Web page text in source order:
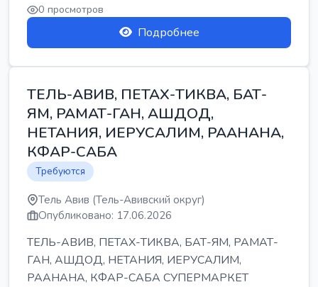
0 просмотров
Подробнее
ТЕЛЬ-АВИВ, ПЕТАХ-ТИКВА, БАТ-
ЯМ, РАМАТ-ГАН, АШДОД,
НЕТАНИЯ, ИЕРУСАЛИМ, РААНАНА,
КФАР-САБА
Требуются
Тель Авив (Тель-Авивский округ)
Опубликовано: 17.06.2026
ТЕЛЬ-АВИВ, ПЕТАХ-ТИКВА, БАТ-ЯМ, РАМАТ-
ГАН, АШДОД, НЕТАНИЯ, ИЕРУСАЛИМ,
РААНАНА, КФАР-САБА СУПЕРМАРКЕТ